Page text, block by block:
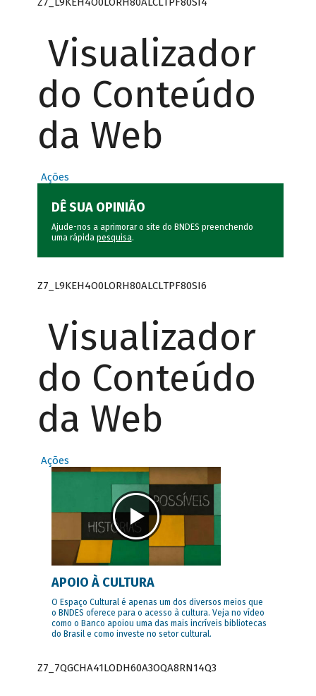
Visualizador
do Conteúdo
da Web
Ações
DÊ SUA OPINIÃO
Ajude-nos a aprimorar o site do BNDES preenchendo
uma rápida pesquisa.
Z7_L9KEH4O0LORH80ALCLTPF80SI6
Visualizador
do Conteúdo
da Web
Ações
APOIO À CULTURA
O Espaço Cultural é apenas um dos diversos meios que
o BNDES oferece para o acesso à cultura. Veja no vídeo
como o Banco apoiou uma das mais incríveis bibliotecas
do Brasil e como investe no setor cultural.
Z7_7QGCHA41LODH60A3OQA8RN14Q3